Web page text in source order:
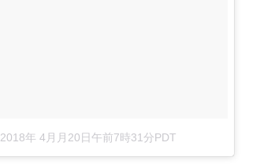
2018年 4月月20日午前7時31分PDT